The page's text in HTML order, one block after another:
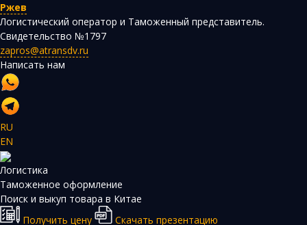
Ржев
Логистический оператор и Таможенный представитель.
Свидетельство №1797
zapros@atransdv.ru
Написать нам
RU
EN
Логистика
Таможенное оформление
Поиск и выкуп товара в Китае
Получить цену
Скачать презентацию